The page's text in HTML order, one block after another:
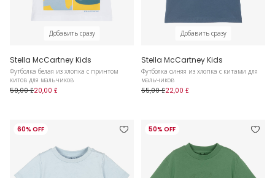
Добавить сразу
Stella McCartney Kids
Футболка белая из хлопка с принтом
китов для мальчиков
50,00 £20,00 £
Добавить сразу
Stella McCartney Kids
Футболка синяя из хлопка с китами для
мальчиков
55,00 £22,00 £
60% OFF 50% OFF